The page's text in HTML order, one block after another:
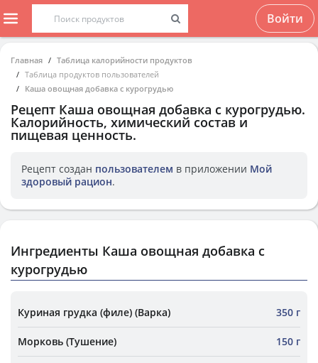
Войти
Главная
Таблица калорийности продуктов
Таблица продуктов пользователей
Каша овощная добавка с курогрудью
Рецепт Каша овощная добавка с курогрудью.
Калорийность, химический состав и
пищевая ценность.
Рецепт создан пользователем в приложении Мой
здоровый рацион.
Ингредиенты Каша овощная добавка с
курогрудью
Куриная грудка (филе) (Варка) 350 г
Морковь (Тушение) 150 г